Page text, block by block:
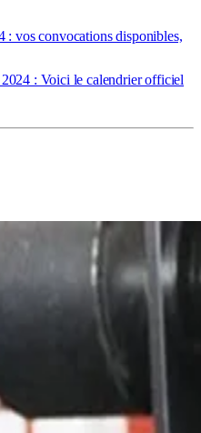
: vos convocations disponibles,
: Voici le calendrier officiel